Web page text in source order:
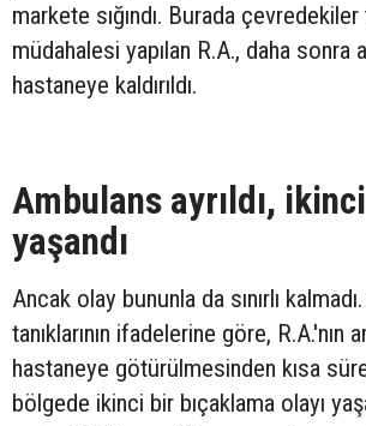
markete sığındı. Burada
müdahalesi yapılan R.A., daha sonra
hastaneye kaldırıldı.
Ambulans ayrıldı,
yaşandı
Ancak olay bununla da sınırlı
tanıklarının ifadelerine göre, R.A.'nın
hastaneye götürülmesinden kısa
bölgede ikinci bir bıçaklama olayı